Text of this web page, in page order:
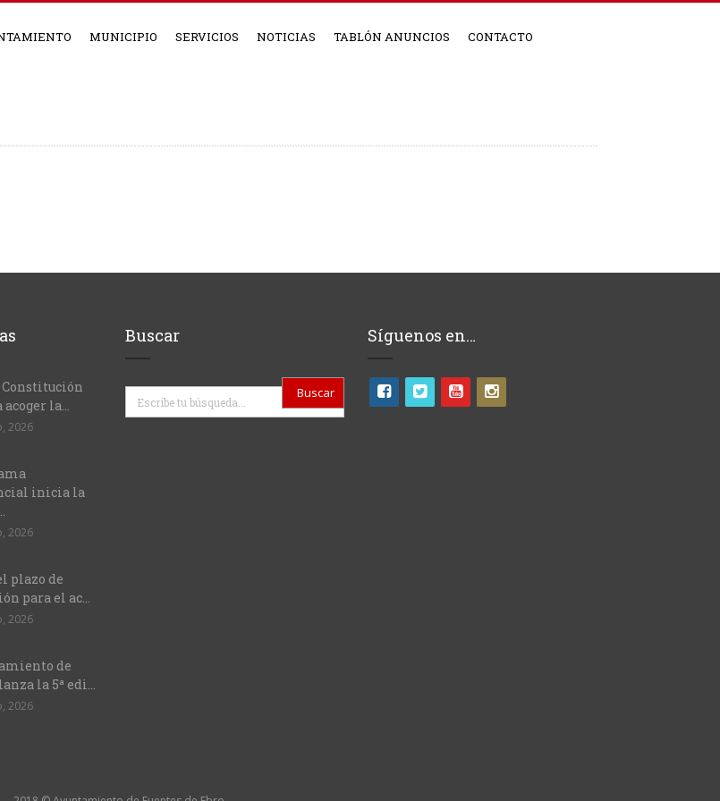
MUNICIPIO SERVICIOS NOTICIAS TABLÓN ANUNCIOS CONTACTO
Constitución
la...
2026
inicia la
2026
plazo de
para el ac...
2026
de
la 5ª edi...
2026
Buscar
Buscar
Síguenos en…